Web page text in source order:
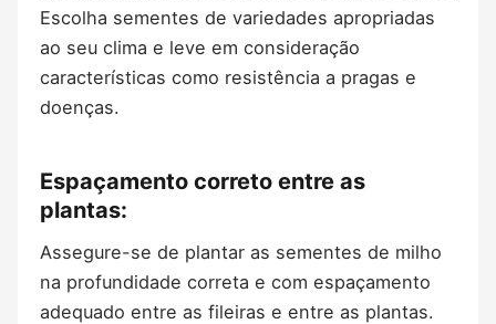
Escolha sementes de variedades apropriadas
ao seu clima e leve em consideração
características como resistência a pragas e
doenças.
Espaçamento correto entre as
plantas:
Assegure-se de plantar as sementes de milho
na profundidade correta e com espaçamento
adequado entre as fileiras e entre as plantas.